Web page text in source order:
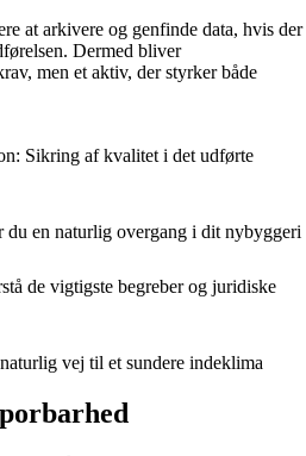
at arkivere og genfinde data, hvis der
Dermed bliver
men et aktiv, der styrker både
Sikring af kvalitet i det udførte
du en naturlig overgang i dit nybyggeri
de vigtigste begreber og juridiske
vej til et sundere indeklima